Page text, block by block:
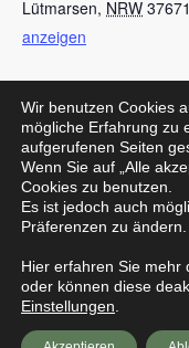
Lütmarsen, NRW 37671
anzeigen
Maibaum Aufstellung
2022
Datenschutzerklärung
Impressum
Wir benutzen Cookies
mögliche Erfahrung zu
aufgerufenen Seiten
Wenn Sie auf „Alle
Cookies zu benutzen.
Es ist jedoch auch
Präferenzen zu ändern.
Hier erfahren Sie mehr
oder können diese
Einstellungen